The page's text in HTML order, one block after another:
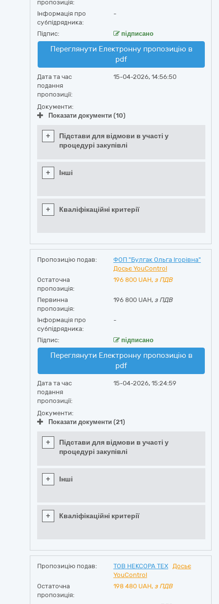
пропозиція:
Інформація про
субпідрядника:
-
Підпис: підписано
Переглянути Електронну пропозицію в
pdf
Дата та час
подання
пропозиції:
15-04-2026, 14:56:50
Документи:
Показати документи (10)
+
Підстави для відмови в участі у
процедурі закупівлі
+ Інші
+ Кваліфікаційні критерії
Пропозицію подав:
ФОП "Булгак Ольга Ігорівна"
Досьє YouControl
Остаточна
пропозиція:
196 800 UAH, з ПДВ
Первинна
пропозиція:
196 800 UAH, з ПДВ
Інформація про
субпідрядника:
-
Підпис: підписано
Переглянути Електронну пропозицію в
pdf
Дата та час
подання
пропозиції:
15-04-2026, 15:24:59
Документи:
Показати документи (21)
+
Підстави для відмови в участі у
процедурі закупівлі
+ Інші
+ Кваліфікаційні критерії
Пропозицію подав: ТОВ НЕКСОРА ТЕХ
Досьє
YouControl
Остаточна
пропозиція:
198 480 UAH, з ПДВ